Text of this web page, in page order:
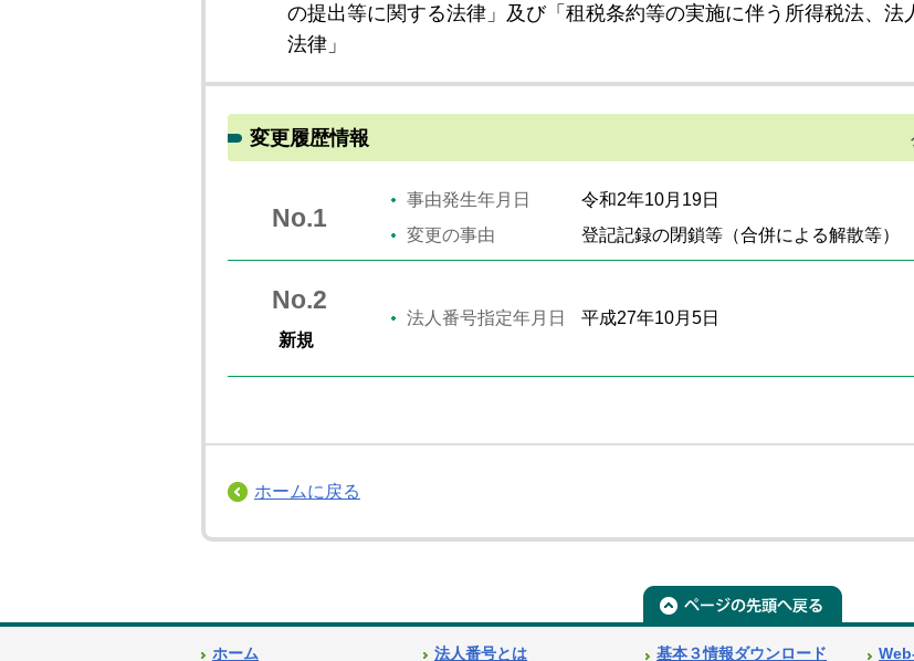
の提出等に関する法律」及び「租税条約等の実施に伴う所得税法、
法律」
変更履歴情報
No.1
事由発生年月日
令和2年10月19日
変更の事由
登記記録の閉鎖等（合併による解散等）
No.2
新規
法人番号指定年月日 平成27年10月5日
ホームに戻る
ホーム 法人番号とは 基本３情報ダウンロード